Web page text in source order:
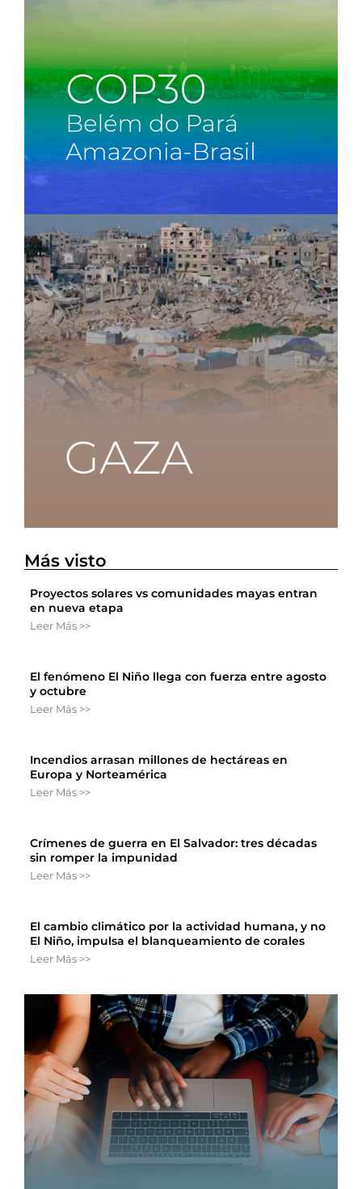
Más visto
Proyectos solares vs comunidades mayas entran
en nueva etapa
Leer Más >>
El fenómeno El Niño llega con fuerza entre agosto
y octubre
Leer Más >>
Incendios arrasan millones de hectáreas en
Europa y Norteamérica
Leer Más >>
Crímenes de guerra en El Salvador: tres décadas
sin romper la impunidad
Leer Más >>
El cambio climático por la actividad humana, y no
El Niño, impulsa el blanqueamiento de corales
Leer Más >>